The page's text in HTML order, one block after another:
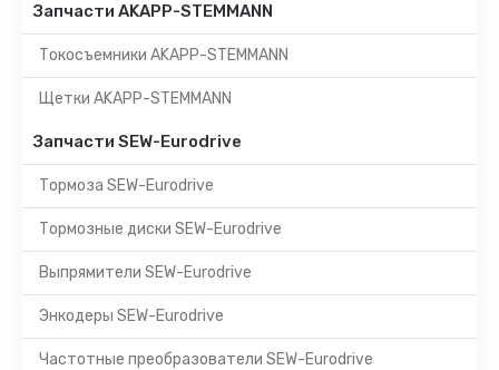
Запчасти AKAPP-STEMMANN
Токосъемники AKAPP-STEMMANN
Щетки AKAPP-STEMMANN
Запчасти SEW-Eurodrive
Тормоза SEW-Eurodrive
Тормозные диски SEW-Eurodrive
Выпрямители SEW-Eurodrive
Энкодеры SEW-Eurodrive
Частотные преобразователи SEW-Eurodrive